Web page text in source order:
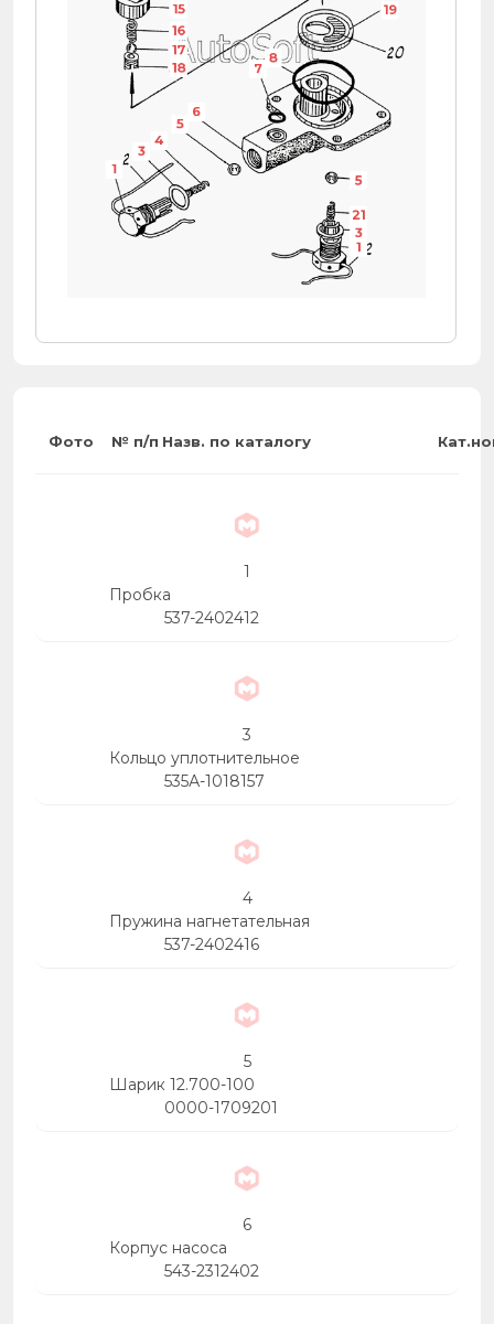
21
19
18
17
16
15
1
1
8
7
6
5
5
4
3
3
Фото № п/п Назв. по каталогу
1
Пробка
537-2402412
3
Кольцо уплотнительное
535А-1018157
4
Пружина нагнетательная
537-2402416
5
Шарик 12.700-100
0000-1709201
6
Корпус насоса
543-2312402